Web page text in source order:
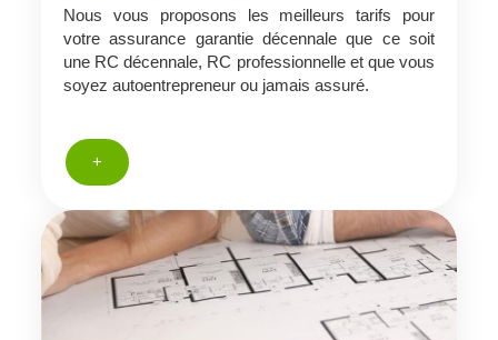
Nous vous proposons les meilleurs tarifs pour
votre assurance garantie décennale que ce soit
une RC décennale, RC professionnelle et que vous
soyez autoentrepreneur ou jamais assuré.
+